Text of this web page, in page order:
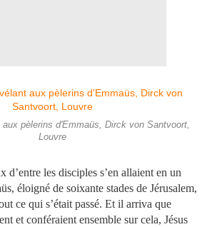
pèlerins d'Emmaüs, Dirck von Santvoort,
Louvre
d’entre les disciples s’en allaient en un
éloigné de soixante stades de Jérusalem,
ce qui s’était passé. Et il arriva que
et conféraient ensemble sur cela, Jésus